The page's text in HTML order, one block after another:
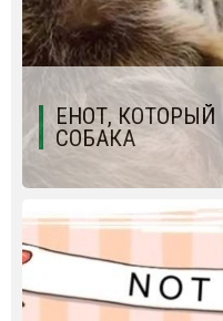
ЕНОТ,
СОБАКА